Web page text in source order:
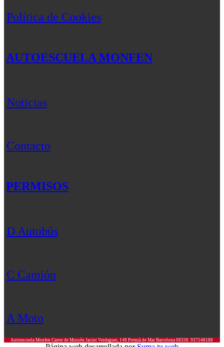
Política de Cookies
AUTOESCUELA MONFEN
Noticias
Contacto
PERMISOS
D Autobús
C Camión
A Moto
Autoescuela Monfen Carrer de Mossèn Jacint Verdaguer, 148 Premià de Mar Barcelona 08330 937548188